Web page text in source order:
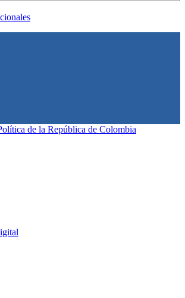
de la República de Colombia